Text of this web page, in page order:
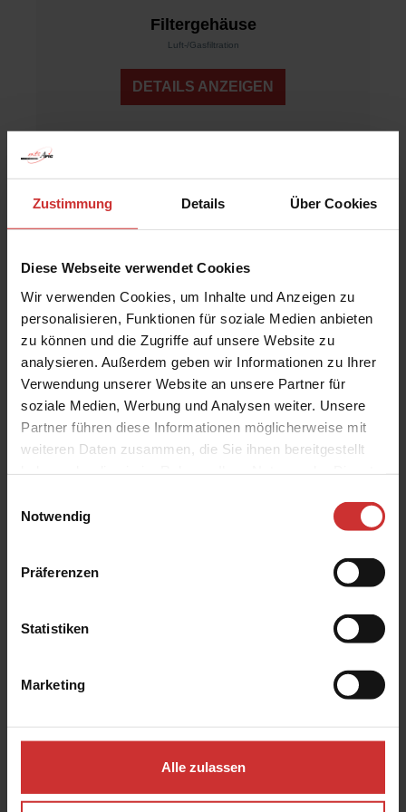
Zustimmung Details Über Cookies
Diese Webseite verwendet Cookies
Wir verwenden Cookies, um Inhalte und Anzeigen zu
personalisieren, Funktionen für soziale Medien anbieten
zu können und die Zugriffe auf unsere Website zu
analysieren. Außerdem geben wir Informationen zu Ihrer
Verwendung unserer Website an unsere Partner für
soziale Medien, Werbung und Analysen weiter. Unsere
Partner führen diese Informationen möglicherweise mit
weiteren Daten zusammen, die Sie ihnen bereitgestellt
Notwendig
Präferenzen
Statistiken
Marketing
Alle zulassen
Filtergehäuse
Luft-/Gasfiltration
DETAILS ANZEIGEN
Filterelemente
Luft-/Gasfiltration